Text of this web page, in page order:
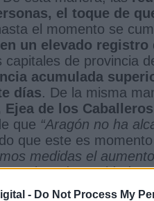
- Do Not Process My
el toque de
el momento se
un elevado registro
de provincia
acumulada
días. De la misma
de los
que “Aragón no ha
que este es
medidas el
de Sanidad.A
el próximo 15